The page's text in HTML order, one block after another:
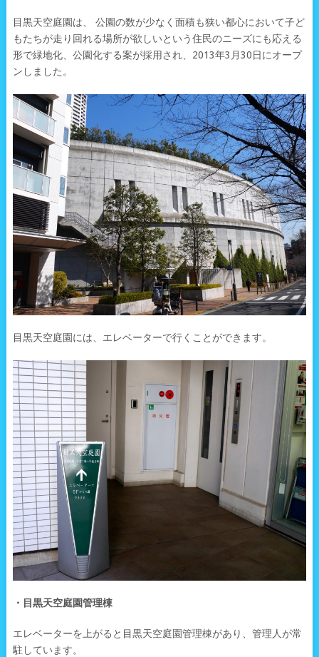
目黒天空庭園は、 公園の数が少なく面積も狭い都心において子ど
もたちが走り回れる場所が欲しいという住民のニーズにも応える
形で緑地化、公園化する案が採用され、2013年3月30日にオープ
ンしました。
目黒天空庭園には、エレベーターで行くことができます。
・目黒天空庭園管理棟
エレベーターを上がると目黒天空庭園管理棟があり、管理人が常
駐しています。